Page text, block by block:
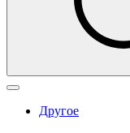
Другое